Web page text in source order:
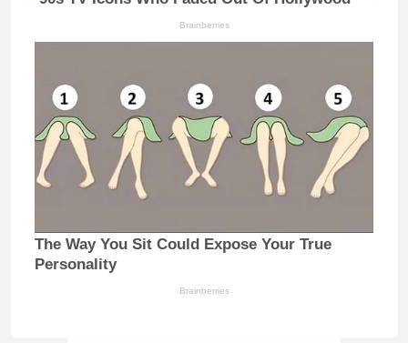
Brainberries
The Way You Sit Could Expose Your True
Personality
Brainberries